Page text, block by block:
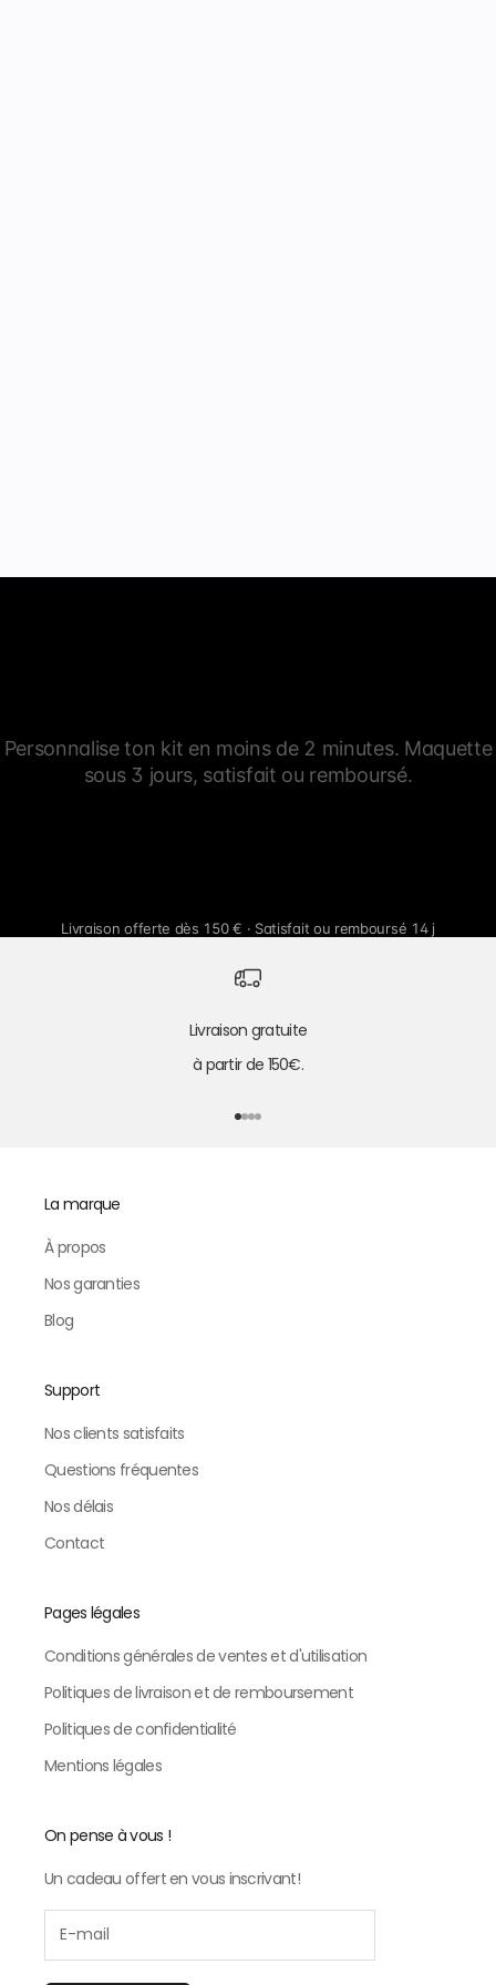
Personnalise ton kit en moins de 2 minutes. Maquette
sous 3 jours, satisfait ou remboursé.
Livraison offerte dès 150 € · Satisfait ou remboursé 14 j
Livraison gratuite
à partir de 150€.
Aller à l'élément 1
Aller à l'élément 2
Aller à l'élément 3
Aller à l'élément 4
La marque
À propos
Nos garanties
Blog
Support
Nos clients satisfaits
Questions fréquentes
Nos délais
Contact
Pages légales
Conditions générales de ventes et d'utilisation
Politiques de livraison et de remboursement
Politiques de confidentialité
Mentions légales
On pense à vous !
Un cadeau offert en vous inscrivant!